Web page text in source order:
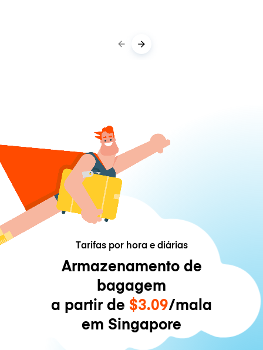
Tarifas por hora e diárias
Armazenamento de
bagagem
a partir de $3.09/mala
em Singapore